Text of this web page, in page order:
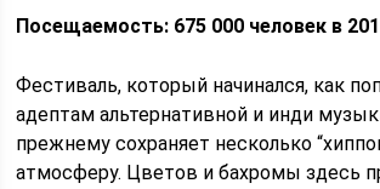
Посещаемость: 675 000 человек в
Фестиваль, который начинался, как
адептам альтернативной и инди
прежнему сохраняет несколько
атмосферу. Цветов и бахромы здесь